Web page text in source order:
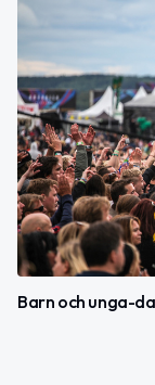
Barn och unga-